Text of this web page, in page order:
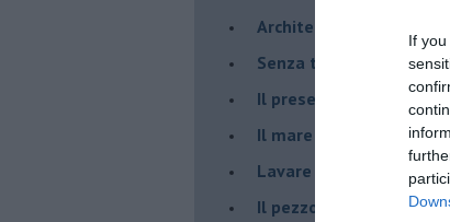
If
Architettura che abbaglia
​Senza tasche, un po’
​Il presepe di San
​Il mare d’autunno
​Lavare la coscienza
​Il pezzo di legno